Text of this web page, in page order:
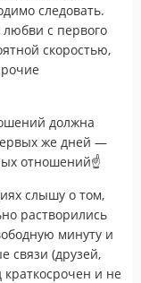
следовать.
с первого
скоростью,
должна
же дней —
отношений☝
слышу о том,
растворились
минуту и
связи (друзей,
и не